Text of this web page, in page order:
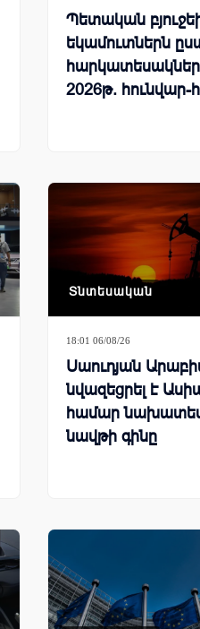
Պետական
եկամուտներն
2026թ. հունվար-
Տնտեսական
18:01 06/08/26
Սաուդյան
նվազեցրել է
համար
նավթի գինը